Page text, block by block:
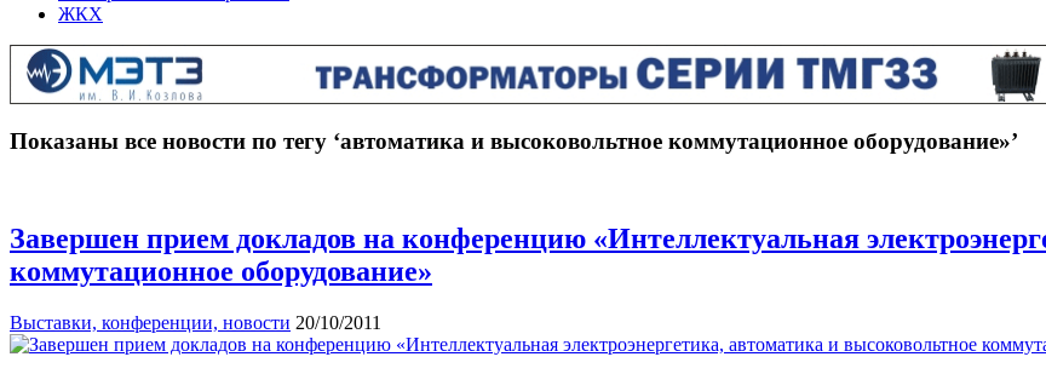
ЖКХ
Показаны все новости по тегу ‘автоматика и высоковольтное коммутационное оборудование»’
Завершен прием докладов на конференцию «Интеллектуальная
коммутационное оборудование»
Выставки, конференции, новости 20/10/2011